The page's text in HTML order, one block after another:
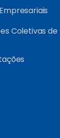
Coletivas de